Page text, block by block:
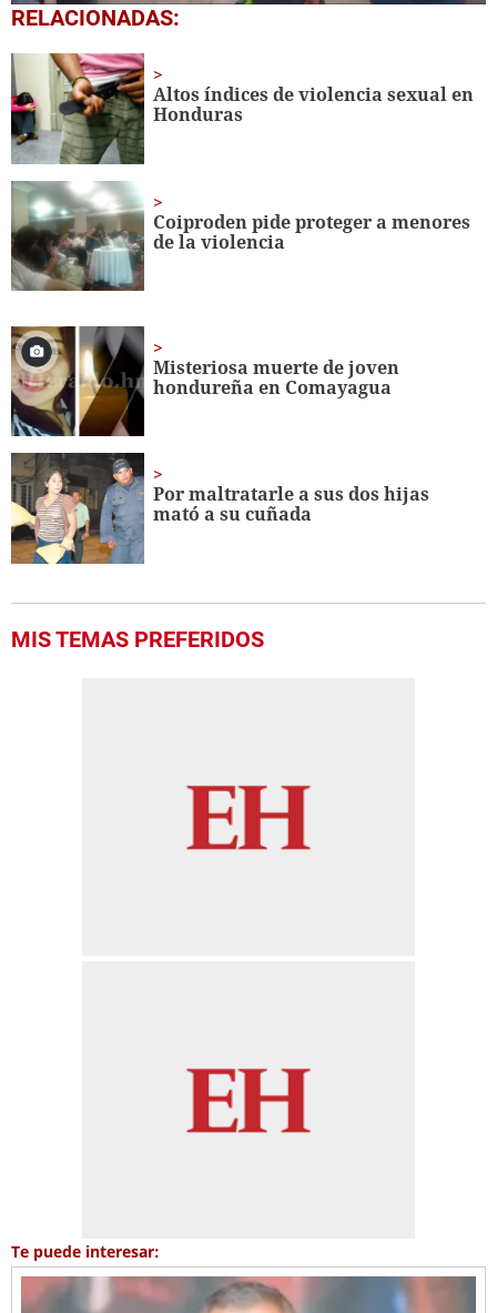
0
of
minute,
25
seconds
RELACIONADAS:
Altos índices de violencia sexual en
Honduras
Coiproden pide proteger a menores
de la violencia
Misteriosa muerte de joven
hondureña en Comayagua
Por maltratarle a sus dos hijas
mató a su cuñada
MIS TEMAS PREFERIDOS
Te puede interesar: